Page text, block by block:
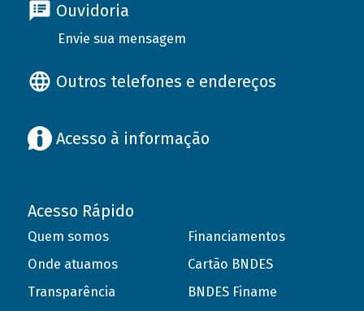
Ouvidoria
Envie sua mensagem
Outros telefones e endereços
Acesso à informação
Acesso Rápido
Quem somos
Onde atuamos
Transparência
Financiamentos
Cartão BNDES
BNDES Finame